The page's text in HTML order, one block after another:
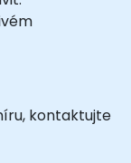
kontaktujte